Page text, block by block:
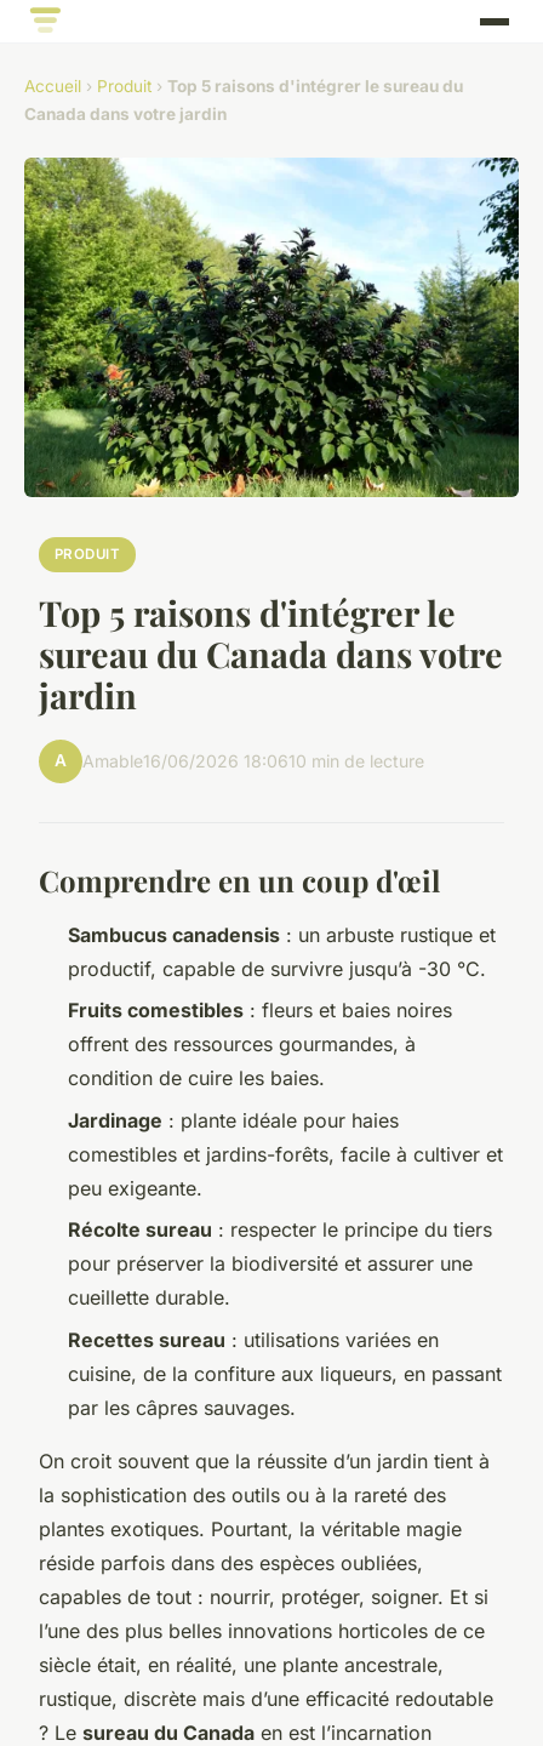
Accueil › Produit › Top 5 raisons d'intégrer le sureau du
Canada dans votre jardin
PRODUIT
Top 5 raisons d'intégrer le
sureau du Canada dans votre
jardin
A Amable16/06/2026 18:0610 min de lecture
Comprendre en un coup d'œil
Sambucus canadensis : un arbuste rustique et
productif, capable de survivre jusqu’à -30 °C.
Fruits comestibles : fleurs et baies noires
offrent des ressources gourmandes, à
condition de cuire les baies.
Jardinage : plante idéale pour haies
comestibles et jardins-forêts, facile à cultiver et
peu exigeante.
Récolte sureau : respecter le principe du tiers
pour préserver la biodiversité et assurer une
cueillette durable.
Recettes sureau : utilisations variées en
cuisine, de la confiture aux liqueurs, en passant
par les câpres sauvages.
On croit souvent que la réussite d’un jardin tient à
la sophistication des outils ou à la rareté des
plantes exotiques. Pourtant, la véritable magie
réside parfois dans des espèces oubliées,
capables de tout : nourrir, protéger, soigner. Et si
l’une des plus belles innovations horticoles de ce
siècle était, en réalité, une plante ancestrale,
rustique, discrète mais d’une efficacité redoutable
? Le sureau du Canada en est l’incarnation